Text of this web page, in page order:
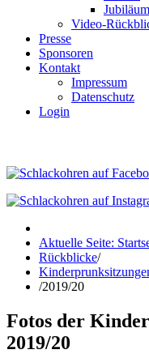
Video-
Presse
Sponsoren
Kontakt
Impressum
Datenschutz
Login
Aktuelle Seite:
Rückblicke/
/2019/20
Fotos der
2019/20